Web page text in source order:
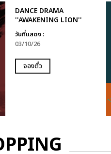
DANCE DRAMA
''AWAKENING LION''
วันที่แสดง :
03/10/26
จองตั๋ว